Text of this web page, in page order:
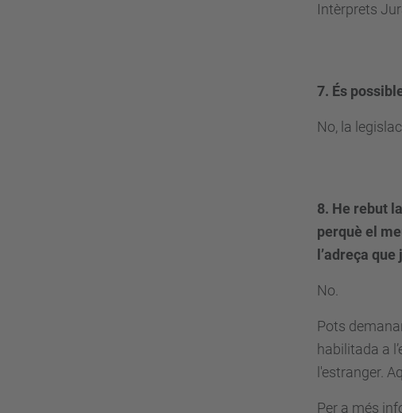
Intèrprets
7. És
No, la
8. He rebut
perquè el
l’adreça
No.
Pots
habilitada a
l'estranger.
Per a més